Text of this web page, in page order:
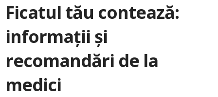
Ficatul tău contează:
informații și
recomandări de la
medici